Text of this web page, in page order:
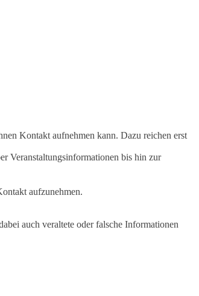
Kontakt aufnehmen kann. Dazu reichen erst
Veranstaltungsinformationen bis hin zur
aufzunehmen.
auch veraltete oder falsche Informationen